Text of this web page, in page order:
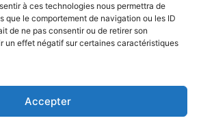
à ces technologies nous permettra de
que le comportement de navigation ou les ID
de ne pas consentir ou de retirer son
un effet négatif sur certaines caractéristiques
Accepter
Entreprises Entrepreneur Afrique
TECH Auto-Moto